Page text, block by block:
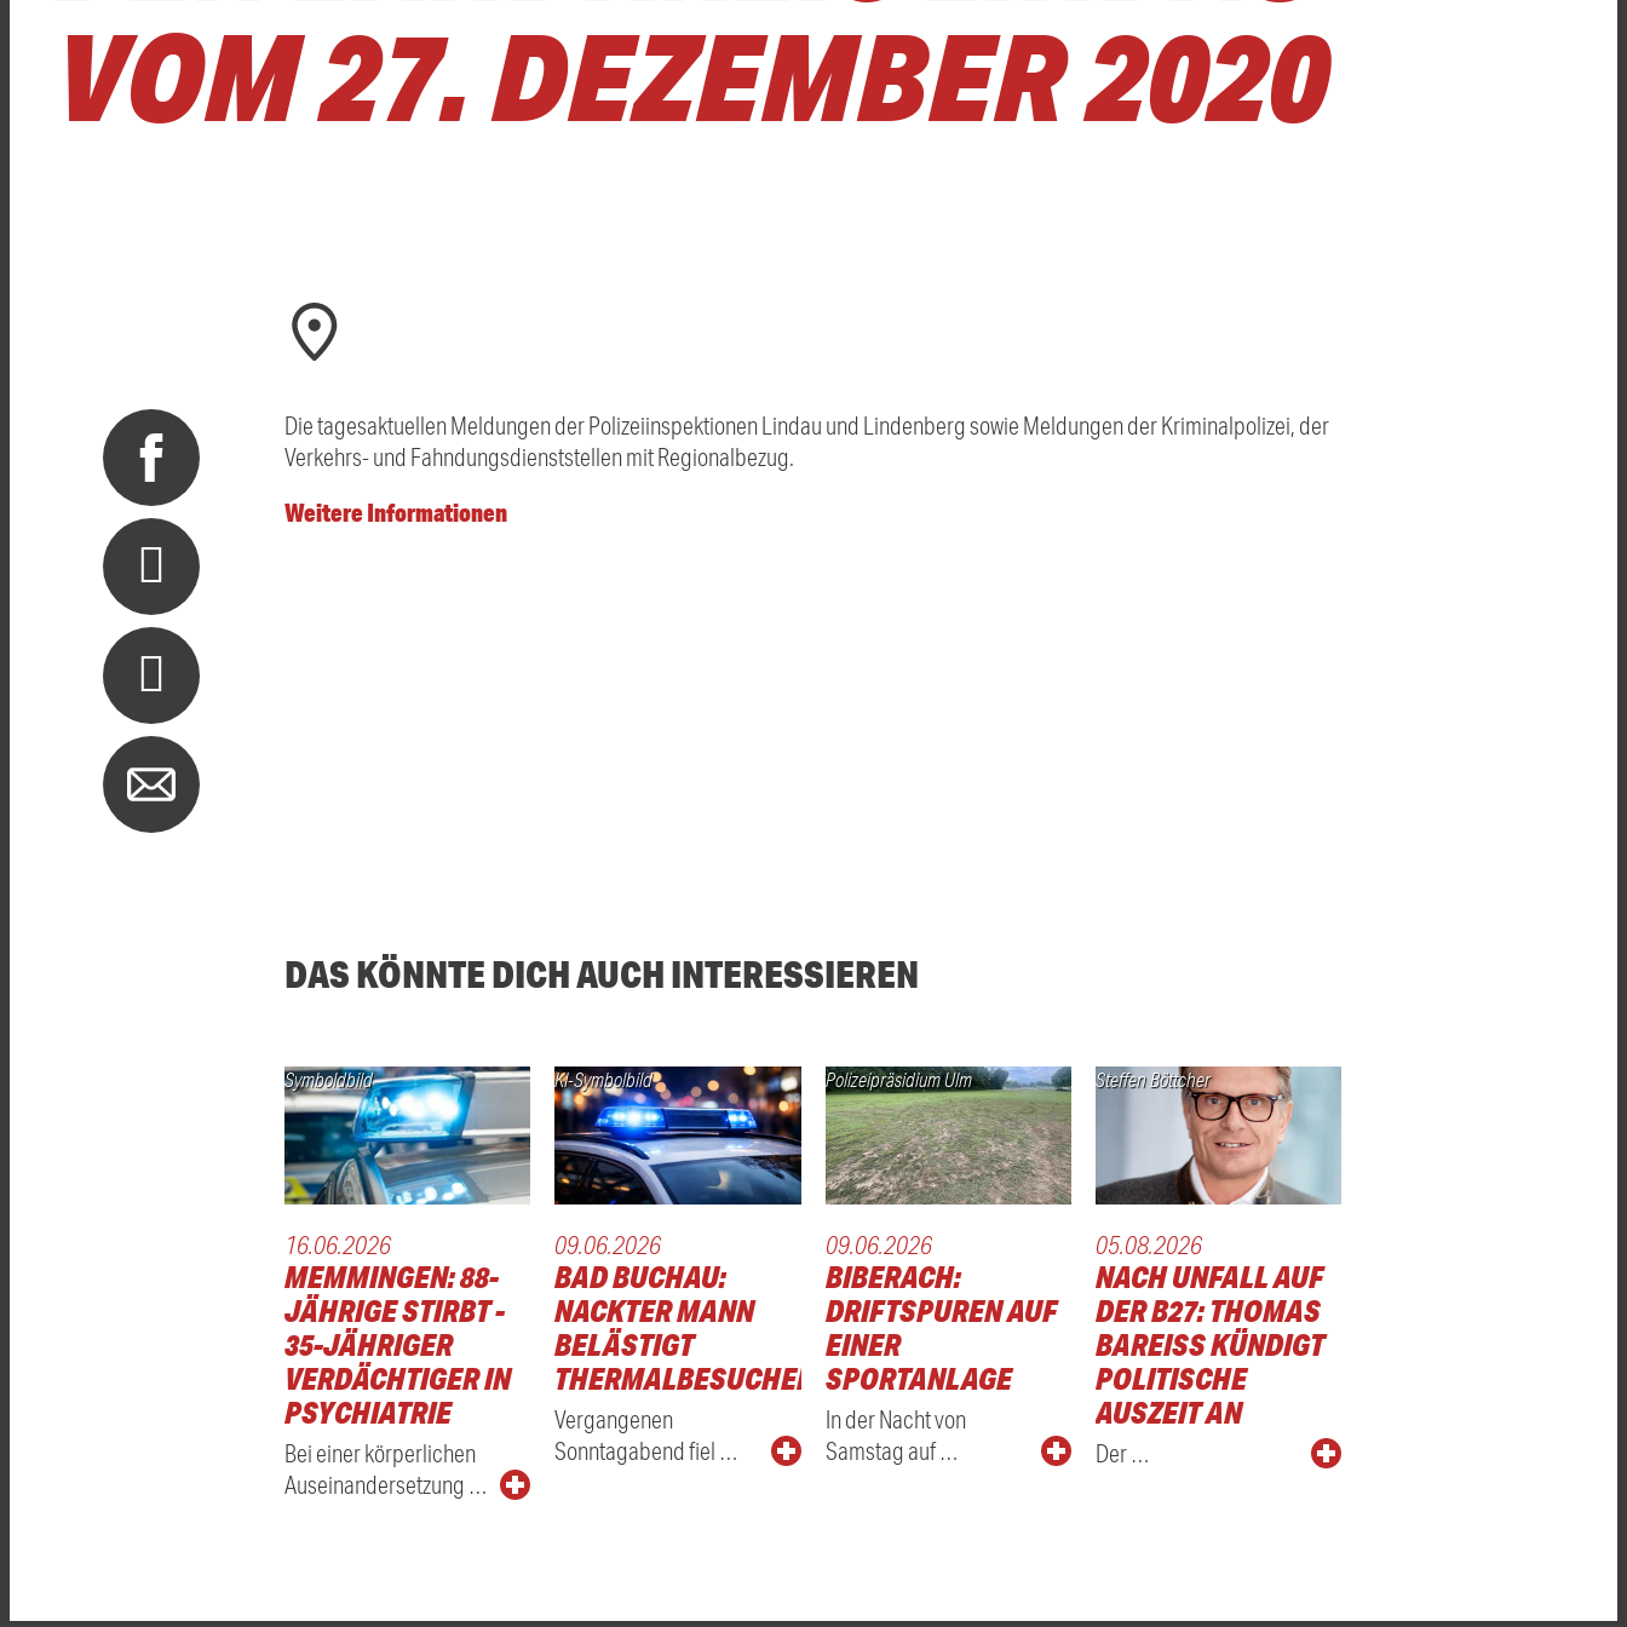
VOM 27. DEZEMBER 2020
Die tagesaktuellen Meldungen der Polizeiinspektionen Lindau und Lindenberg sowie Meldungen der Kriminalpolizei, der
Verkehrs- und Fahndungsdienststellen mit Regionalbezug.
Weitere Informationen
DAS KÖNNTE DICH AUCH INTERESSIEREN
Symboldbild
16.06.2026
MEMMINGEN: 88-
JÄHRIGE STIRBT -
35-JÄHRIGER
VERDÄCHTIGER IN
PSYCHIATRIE
Bei einer körperlichen
Auseinandersetzung …
KI-Symbolbild
09.06.2026
BAD BUCHAU:
NACKTER MANN
BELÄSTIGT
THERMALBESUCHER
Vergangenen
Sonntagabend fiel …
Polizeipräsidium Ulm
09.06.2026
BIBERACH:
DRIFTSPUREN AUF
EINER
SPORTANLAGE
In der Nacht von
Samstag auf …
Steffen Böttcher
05.08.2026
NACH UNFALL AUF
DER B27: THOMAS
BAREISS KÜNDIGT P
OLITISCHE A
USZEIT AN
Der …